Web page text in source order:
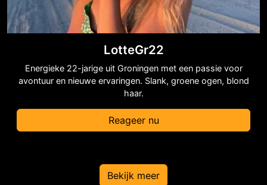
LotteGr22
Energieke 22-jarige uit Groningen met een passie voor
avontuur en nieuwe ervaringen. Slank, groene ogen, blond
haar.
Reageer nu
Bekijk meer